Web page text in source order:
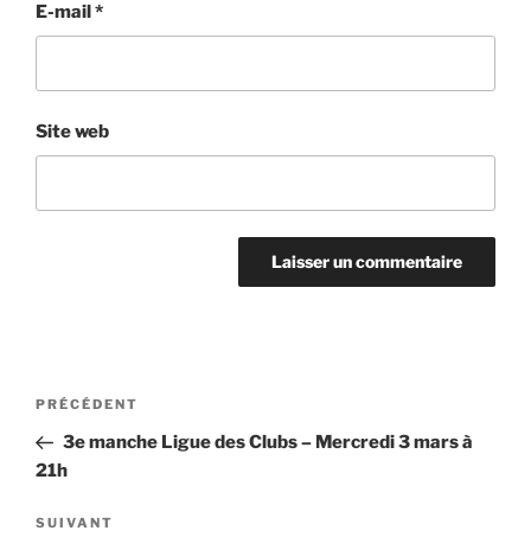
E-mail*
Site web
Navigation
l’article
Article
précédent
PRÉCÉDENT
3e manche Ligue des Clubs – Mercredi 3 mars à
21h
Article
SUIVANT